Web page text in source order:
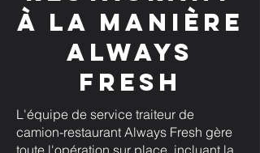
à la manière
Always
Fresh
L'équipe de service traiteur de
camion-restaurant Always Fresh gère
toute l'opération sur place, incluant la